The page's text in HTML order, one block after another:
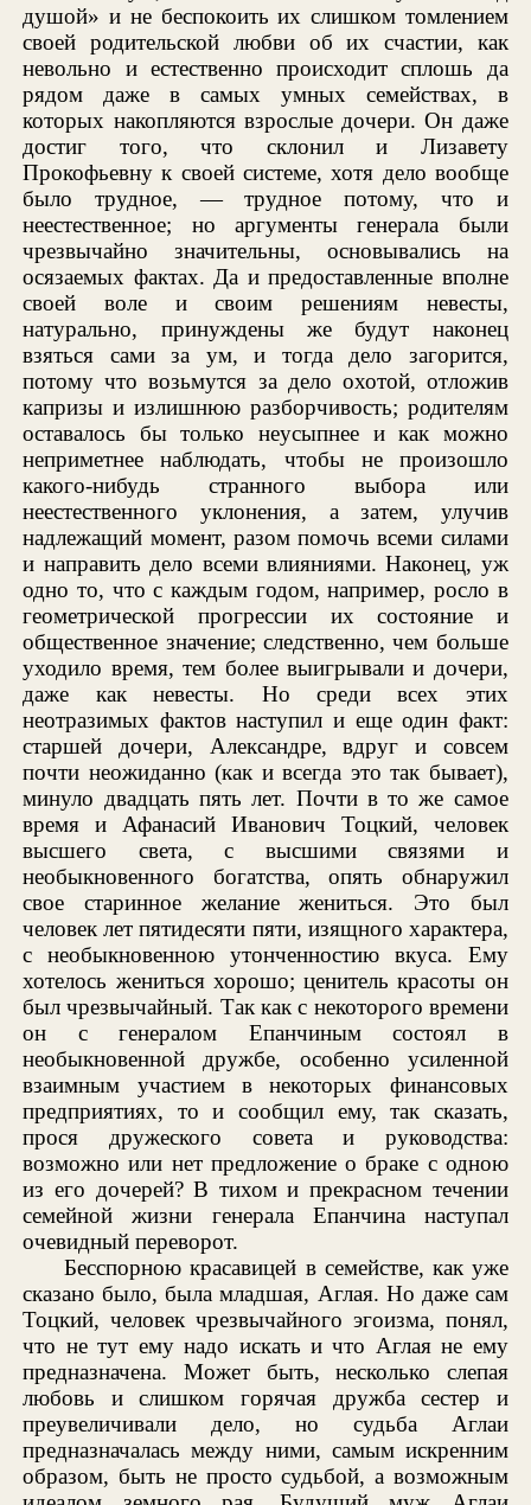
душой» и не беспокоить их слишком томлением
своей родительской любви об их счастии, как
невольно и естественно происходит сплошь да
рядом даже в самых умных семействах, в
которых накопляются взрослые дочери. Он даже
достиг того, что склонил и Лизавету
Прокофьевну к своей системе, хотя дело вообще
было трудное, — трудное потому, что и
неестественное; но аргументы генерала были
чрезвычайно значительны, основывались на
осязаемых фактах. Да и предоставленные вполне
своей воле и своим решениям невесты,
натурально, принуждены же будут наконец
взяться сами за ум, и тогда дело загорится,
потому что возьмутся за дело охотой, отложив
капризы и излишнюю разборчивость; родителям
оставалось бы только неусыпнее и как можно
неприметнее наблюдать, чтобы не произошло
какого-нибудь странного выбора или
неестественного уклонения, а затем, улучив
надлежащий момент, разом помочь всеми силами
и направить дело всеми влияниями. Наконец, уж
одно то, что с каждым годом, например, росло в
геометрической прогрессии их состояние и
общественное значение; следственно, чем больше
уходило время, тем более выигрывали и дочери,
даже как невесты. Но среди всех этих
неотразимых фактов наступил и еще один факт:
старшей дочери, Александре, вдруг и совсем
почти неожиданно (как и всегда это так бывает),
минуло двадцать пять лет. Почти в то же самое
время и Афанасий Иванович Тоцкий, человек
высшего света, с высшими связями и
необыкновенного богатства, опять обнаружил
свое старинное желание жениться. Это был
человек лет пятидесяти пяти, изящного характера,
с необыкновенною утонченностию вкуса. Ему
хотелось жениться хорошо; ценитель красоты он
был чрезвычайный. Так как с некоторого времени
он с генералом Епанчиным состоял в
необыкновенной дружбе, особенно усиленной
взаимным участием в некоторых финансовых
предприятиях, то и сообщил ему, так сказать,
прося дружеского совета и руководства:
возможно или нет предложение о браке с одною
из его дочерей? В тихом и прекрасном течении
семейной жизни генерала Епанчина наступал
очевидный переворот.
Бесспорною красавицей в семействе, как уже
сказано было, была младшая, Аглая. Но даже сам
Тоцкий, человек чрезвычайного эгоизма, понял,
что не тут ему надо искать и что Аглая не ему
предназначена. Может быть, несколько слепая
любовь и слишком горячая дружба сестер и
преувеличивали дело, но судьба Аглаи
предназначалась между ними, самым искренним
образом, быть не просто судьбой, а возможным